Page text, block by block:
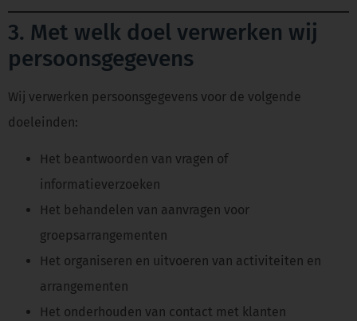
3. Met welk doel verwerken wij
persoonsgegevens
Wij verwerken persoonsgegevens voor de volgende
doeleinden:
Het beantwoorden van vragen of
informatieverzoeken
Het behandelen van aanvragen voor
groepsarrangementen
Het organiseren en uitvoeren van activiteiten en
arrangementen
Het onderhouden van contact met klanten